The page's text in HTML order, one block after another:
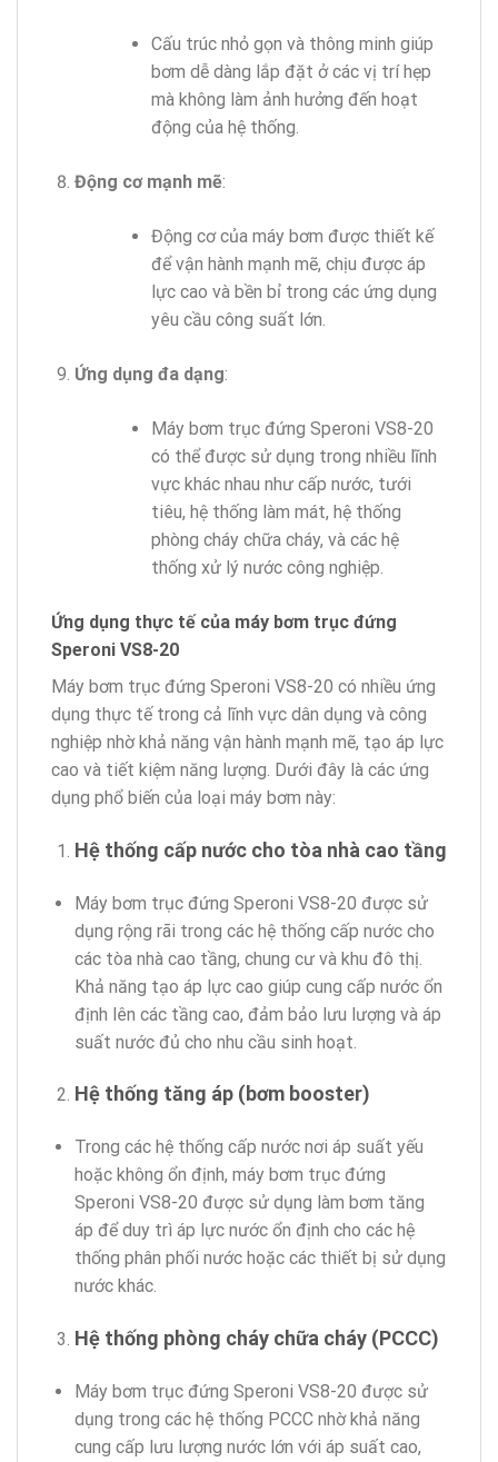
Cấu trúc nhỏ gọn và thông minh giúp
bơm dễ dàng lắp đặt ở các vị trí hẹp
mà không làm ảnh hưởng đến hoạt
động của hệ thống.
Động cơ mạnh mẽ:
Động cơ của máy bơm được thiết kế
để vận hành mạnh mẽ, chịu được áp
lực cao và bền bỉ trong các ứng dụng
yêu cầu công suất lớn.
Ứng dụng đa dạng:
Máy bơm trục đứng Speroni VS8-20
có thể được sử dụng trong nhiều lĩnh
vực khác nhau như cấp nước, tưới
tiêu, hệ thống làm mát, hệ thống
phòng cháy chữa cháy, và các hệ
thống xử lý nước công nghiệp.
Ứng dụng thực tế của máy bơm trục đứng
Speroni VS8-20
Máy bơm trục đứng Speroni VS8-20 có nhiều ứng
dụng thực tế trong cả lĩnh vực dân dụng và công
nghiệp nhờ khả năng vận hành mạnh mẽ, tạo áp lực
cao và tiết kiệm năng lượng. Dưới đây là các ứng
dụng phổ biến của loại máy bơm này:
Hệ thống cấp nước cho tòa nhà cao tầng
Máy bơm trục đứng Speroni VS8-20 được sử
dụng rộng rãi trong các hệ thống cấp nước cho
các tòa nhà cao tầng, chung cư và khu đô thị.
Khả năng tạo áp lực cao giúp cung cấp nước ổn
định lên các tầng cao, đảm bảo lưu lượng và áp
suất nước đủ cho nhu cầu sinh hoạt.
Hệ thống tăng áp (bơm booster)
Trong các hệ thống cấp nước nơi áp suất yếu
hoặc không ổn định, máy bơm trục đứng
Speroni VS8-20 được sử dụng làm bơm tăng
áp để duy trì áp lực nước ổn định cho các hệ
thống phân phối nước hoặc các thiết bị sử dụng
nước khác.
Hệ thống phòng cháy chữa cháy (PCCC)
Máy bơm trục đứng Speroni VS8-20 được sử
dụng trong các hệ thống PCCC nhờ khả năng
cung cấp lưu lượng nước lớn với áp suất cao,